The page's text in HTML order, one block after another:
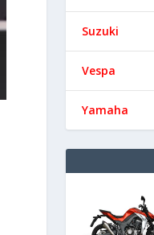
Suzuki
Vespa
Yamaha